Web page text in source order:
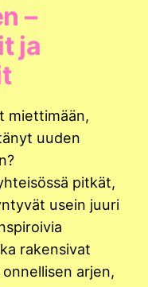
–
ja
miettimään,
uuden
pitkät,
usein juuri
rakensivat
arjen,